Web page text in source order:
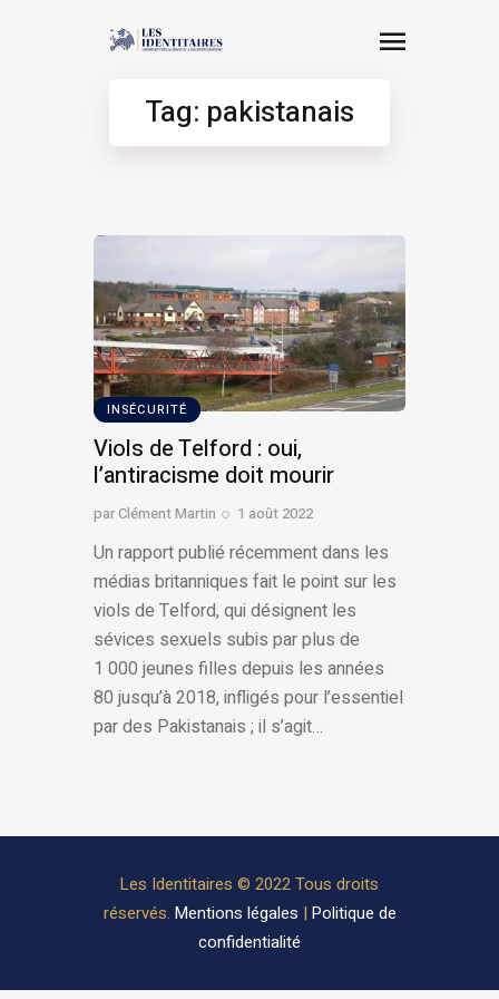
Tag: pakistanais
INSÉCURITÉ
Viols de Telford : oui,
l’antiracisme doit mourir
parClément Martin 1 août 2022
Un rapport publié récemment dans les
médias britanniques fait le point sur les
viols de Telford, qui désignent les
sévices sexuels subis par plus de
1 000 jeunes filles depuis les années
80 jusqu’à 2018, infligés pour l’essentiel
par des Pakistanais ; il s’agit…
Les Identitaires © 2022 Tous droits
réservés. Mentions légales | Politique de
confidentialité